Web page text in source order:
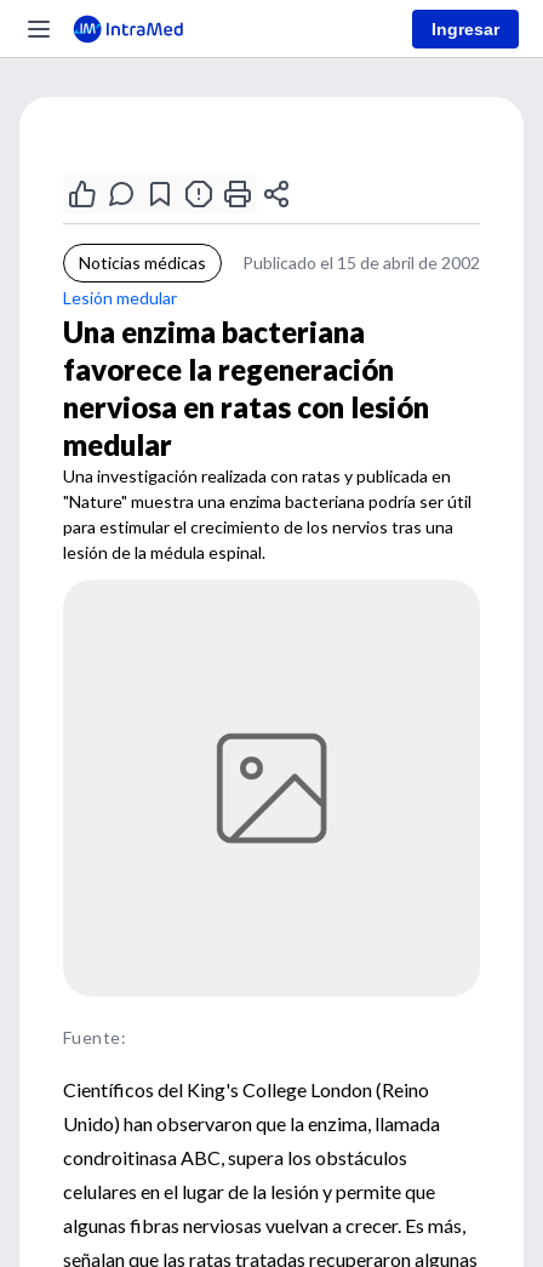
Ingresar
Noticias médicas
Publicado el 15 de abril de 2002
Lesión medular
Una enzima bacteriana
favorece la regeneración
nerviosa en ratas con lesión
medular
Una investigación realizada con ratas y publicada en
"Nature" muestra una enzima bacteriana podría ser útil
para estimular el crecimiento de los nervios tras una
lesión de la médula espinal.
Fuente:
Científicos del King's College London (Reino
Unido) han observaron que la enzima, llamada
condroitinasa ABC, supera los obstáculos
celulares en el lugar de la lesión y permite que
algunas fibras nerviosas vuelvan a crecer. Es más,
señalan que las ratas tratadas recuperaron algunas